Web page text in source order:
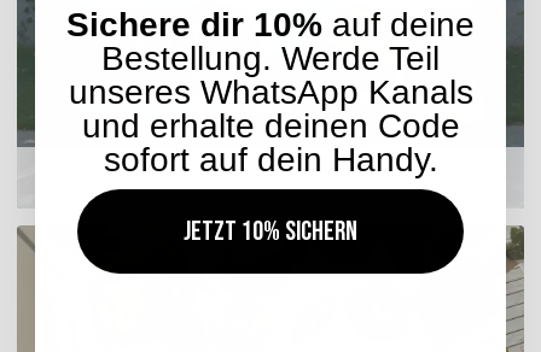
Outdoor Kissen
Sichere dir 10% auf deine
Bestellung. Werde Teil
unseres WhatsApp Kanals
und erhalte deinen Code
sofort auf dein Handy.
Jetzt 10% sichern